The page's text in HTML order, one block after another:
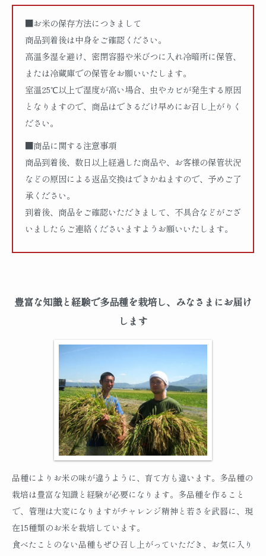
■お米の保存方法につきまして
商品到着後は中身をご確認ください。
高温多湿を避け、密閉容器や米びつに入れ冷暗所に保管、
または冷蔵庫での保管をお願いいたします。
室温25℃以上で湿度が高い場合、虫やカビが発生する原因
となりますので、商品はできるだけ早めにお召し上がりく
ださい。
■商品に関する注意事項
商品到着後、数日以上経過した商品や、お客様の保管状況
などの原因による返品交換はできかねますので、予めご了
承ください。
到着後、商品をご確認いただきまして、不具合などがござ
いましたらご連絡くださいますようお願いいたします。
豊富な知識と経験で多品種を栽培し、みなさまにお届け
します
品種によりお米の味が違うように、育て方も違います。多品種の
栽培は豊富な知識と経験が必要になります。多品種を作ること
で、管理は大変になりますがチャレンジ精神と若さを武器に、現
在15種類のお米を栽培しています。
食べたことのない品種もぜひ召し上がっていただき、お気に入り